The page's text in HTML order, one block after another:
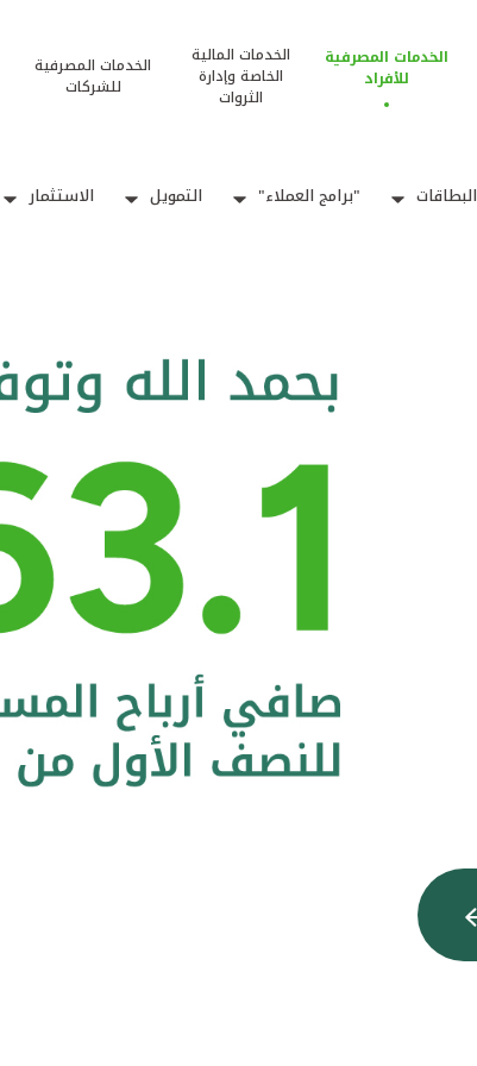
الخدمات المصرفية
للأفراد
الخدمات المالية
الخاصة وإدارة
الثروات
الخدمات المصرفية
للشركات
البطاقات "برامج العملاء" التمويل الاستثمار